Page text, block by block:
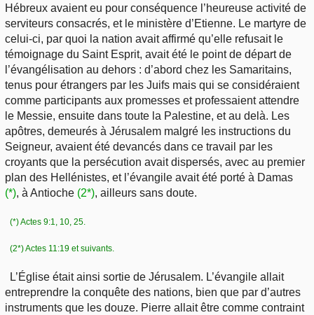
Hébreux avaient eu pour conséquence l’heureuse activité de
serviteurs consacrés, et le ministère d’Etienne. Le martyre de
celui-ci, par quoi la nation avait affirmé qu’elle refusait le
témoignage du Saint Esprit, avait été le point de départ de
l’évangélisation au dehors : d’abord chez les Samaritains,
tenus pour étrangers par les Juifs mais qui se considéraient
comme participants aux promesses et professaient attendre
le Messie, ensuite dans toute la Palestine, et au delà. Les
apôtres, demeurés à Jérusalem malgré les instructions du
Seigneur, avaient été devancés dans ce travail par les
croyants que la persécution avait dispersés, avec au premier
plan des Hellénistes, et l’évangile avait été porté à Damas
(*), à Antioche (2*), ailleurs sans doute.
(*) Actes 9:1, 10, 25.
(2*) Actes 11:19 et suivants.
L’Église était ainsi sortie de Jérusalem. L’évangile allait
entreprendre la conquête des nations, bien que par d’autres
instruments que les douze. Pierre allait être comme contraint